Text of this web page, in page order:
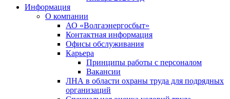
Информация
О компании
АО «Волгаэнергосбыт»
Контактная информация
Офисы обслуживания
Карьера
Принципы работы с персоналом
Вакансии
ЛНА в области охраны труда для подрядных
организаций